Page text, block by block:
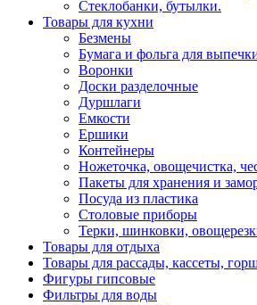
Стеклобанки, бутылки.
Товары для кухни
Безмены
Бумага и фольга для
Воронки
Доски разделочные
Дуршлаги
Емкости
Ершики
Контейнеры
Ножеточка, овощечистка,
Пакеты для хранения и
Посуда из пластика
Столовые приборы
Терки, шинковки,
Товары для отдыха
Товары для рассады, кассеты,
Фигуры гипсовые
Фильтры для воды